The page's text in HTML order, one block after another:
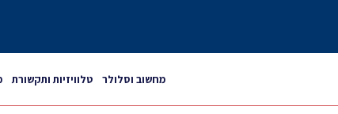
מחשוב וסלולר טלוויזיות ותקשורת